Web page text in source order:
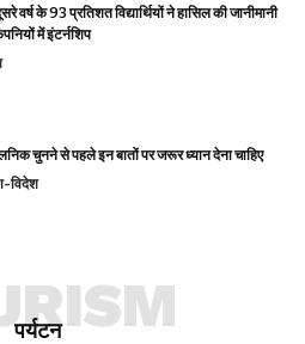
वर्ष के 93 प्रतिशत विद्यार्थियों ने हासिल की जानीमानी
में इंटर्नशिप
चुनने से पहले इन बातों पर जरूर ध्यान देना चाहिए
विदेश
पर्यटन